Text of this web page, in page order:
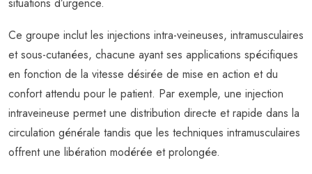
situations d’urgence.
Ce groupe inclut les injections intra-veineuses, intramusculaires
et sous-cutanées, chacune ayant ses applications spécifiques
en fonction de la vitesse désirée de mise en action et du
confort attendu pour le patient. Par exemple, une injection
intraveineuse permet une distribution directe et rapide dans la
circulation générale tandis que les techniques intramusculaires
offrent une libération modérée et prolongée.